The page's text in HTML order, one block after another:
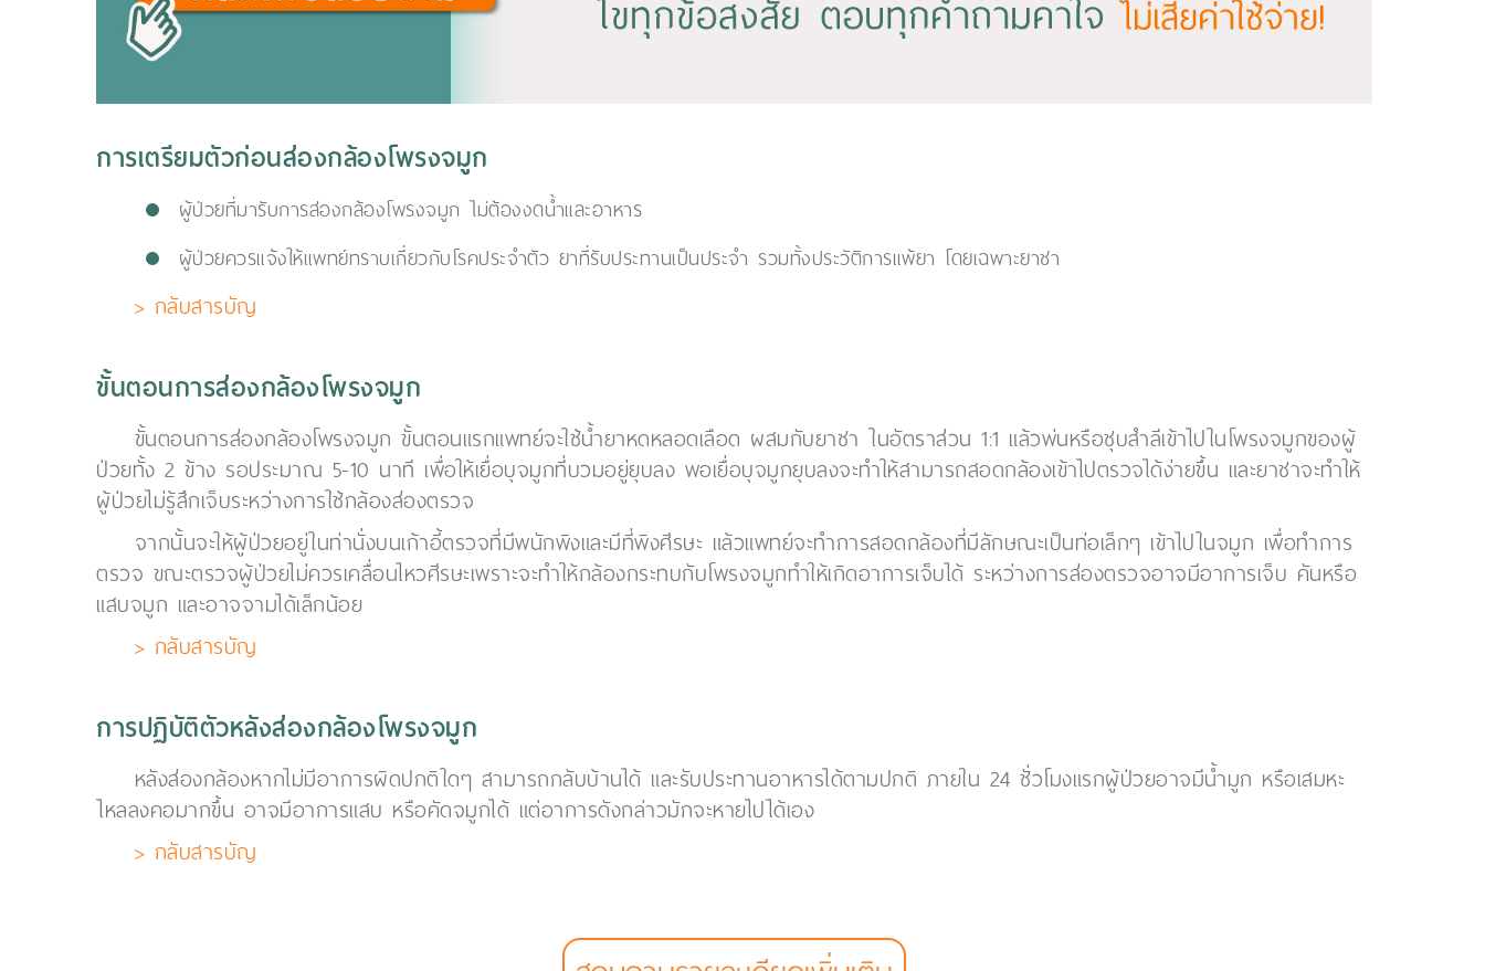
การเตรียมตัวก่อนส่องกล้องโพรงจมูก
ผู้ป่วยที่มารับการส่องกล้องโพรงจมูก ไม่ต้องงดน้ำและอาหาร
ผู้ป่วยควรแจ้งให้แพทย์ทราบเกี่ยวกับโรคประจำตัว ยาที่รับประทานเป็นประจำ รวมทั้งประวัติการแพ้ยา โดยเฉพาะยาชา
> กลับสารบัญ
ขั้นตอนการส่องกล้องโพรงจมูก
ขั้นตอนการส่องกล้องโพรงจมูก ขั้นตอนแรกแพทย์จะใช้น้ำยาหดหลอดเลือด ผสมกับยาชา ในอัตราส่วน 1:1 แล้วพ่นหรือชุบสำลีเข้าไปในโพรงจมูกของผู้
ป่วยทั้ง 2 ข้าง รอประมาณ 5-10 นาที เพื่อให้เยื่อบุจมูกที่บวมอยู่ยุบลง พอเยื่อบุจมูกยุบลงจะทำให้สามารถสอดกล้องเข้าไปตรวจได้ง่ายขึ้น และยาชาจะทำให้
ผู้ป่วยไม่รู้สึกเจ็บระหว่างการใช้กล้องส่องตรวจ
จากนั้นจะให้ผู้ป่วยอยู่ในท่านั่งบนเก้าอี้ตรวจที่มีพนักพิงและมีที่พิงศีรษะ แล้วแพทย์จะทำการสอดกล้องที่มีลักษณะเป็นท่อเล็กๆ เข้าไปในจมูก เพื่อทำการ
ตรวจ ขณะตรวจผู้ป่วยไม่ควรเคลื่อนไหวศีรษะเพราะจะทำให้กล้องกระทบกับโพรงจมูกทำให้เกิดอาการเจ็บได้ ระหว่างการส่องตรวจอาจมีอาการเจ็บ คันหรือ
แสบจมูก และอาจจามได้เล็กน้อย
> กลับสารบัญ
การปฏิบัติตัวหลังส่องกล้องโพรงจมูก
หลังส่องกล้องหากไม่มีอาการผิดปกติใดๆ สามารถกลับบ้านได้ และรับประทานอาหารได้ตามปกติ ภายใน 24 ชั่วโมงแรกผู้ป่วยอาจมีน้ำมูก หรือเสมหะ
ไหลลงคอมากขึ้น อาจมีอาการแสบ หรือคัดจมูกได้ แต่อาการดังกล่าวมักจะหายไปได้เอง
> กลับสารบัญ